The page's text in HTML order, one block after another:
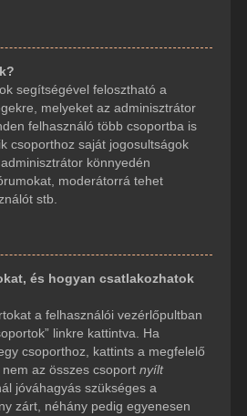
segítségével felosztható a
melyeket az adminisztrátor
felhasználó több csoportba is
csoporthoz saját jogosultságok
könnyedén
moderátorrá tehet
stb.
és hogyan csatlakozhatok
a felhasználói vezérlőpultban
linkre kattintva. Ha
csoporthoz, kattints a megfelelő
az összes csoport nyílt
jóváhagyás szükséges a
zárt, néhány pedig egyenesen